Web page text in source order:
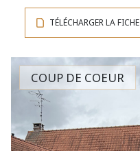
TÉLÉCHARGER LA FICHE
COUP DE COEUR